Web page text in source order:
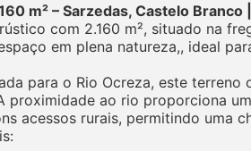
m² – Sarzedas, Castelo Branco
com 2.160 m², situado na
em plena natureza,, ideal
para o Rio Ocreza, este
proximidade ao rio proporciona
acessos rurais, permitindo uma